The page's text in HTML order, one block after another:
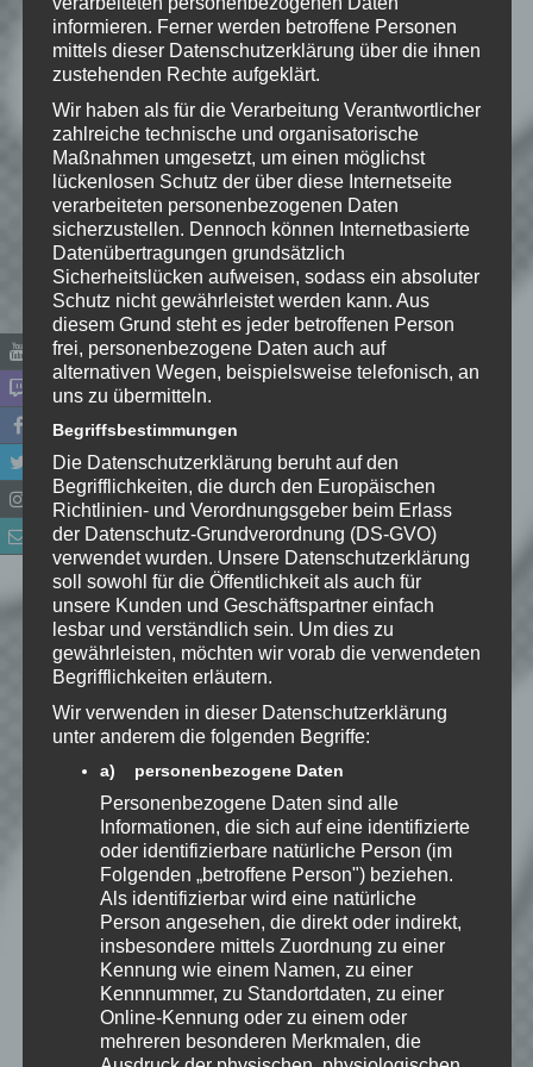
Schreibe einen Kommentar
Deine E-Mail-Adresse wird nicht
veröffentlicht. Erforderliche Felder
sind mit*markiert
Kommentar*
Name *
E-Mail-Adresse*
Website
Datenschutzerklärungzur
Kenntnis genommen. Ich stimme
zu, dass meine Angaben dauerhaft
gespeichert werden.
Benachrichtige mich über
nachfolgende Kommentare via E-
Mail.
Benachrichtige mich über neue
Beiträge via E-Mail.
informieren. Ferner werden betroffene Personen
mittels dieser Datenschutzerklärung über die ihnen
zustehenden Rechte aufgeklärt.
Wir haben als für die Verarbeitung Verantwortlicher
zahlreiche technische und organisatorische
Maßnahmen umgesetzt, um einen möglichst
lückenlosen Schutz der über diese Internetseite
verarbeiteten personenbezogenen Daten
sicherzustellen. Dennoch können Internetbasierte
Datenübertragungen grundsätzlich
Sicherheitslücken aufweisen, sodass ein absoluter
Schutz nicht gewährleistet werden kann. Aus
diesem Grund steht es jeder betroffenen Person
frei, personenbezogene Daten auch auf
alternativen Wegen, beispielsweise telefonisch, an
uns zu übermitteln.
Begriffsbestimmungen
Die Datenschutzerklärung beruht auf den
Begrifflichkeiten, die durch den Europäischen
Richtlinien- und Verordnungsgeber beim Erlass
der Datenschutz-Grundverordnung (DS-GVO)
verwendet wurden. Unsere Datenschutzerklärung
soll sowohl für die Öffentlichkeit als auch für
unsere Kunden und Geschäftspartner einfach
lesbar und verständlich sein. Um dies zu
gewährleisten, möchten wir vorab die verwendeten
Begrifflichkeiten erläutern.
Wir verwenden in dieser Datenschutzerklärung
unter anderem die folgenden Begriffe:
a) personenbezogene Daten
Personenbezogene Daten sind alle
Informationen, die sich auf eine identifizierte
oder identifizierbare natürliche Person (im
Folgenden „betroffene Person") beziehen.
Als identifizierbar wird eine natürliche
Person angesehen, die direkt oder indirekt,
insbesondere mittels Zuordnung zu einer
Kennung wie einem Namen, zu einer
Kennnummer, zu Standortdaten, zu einer
Online-Kennung oder zu einem oder
mehreren besonderen Merkmalen, die